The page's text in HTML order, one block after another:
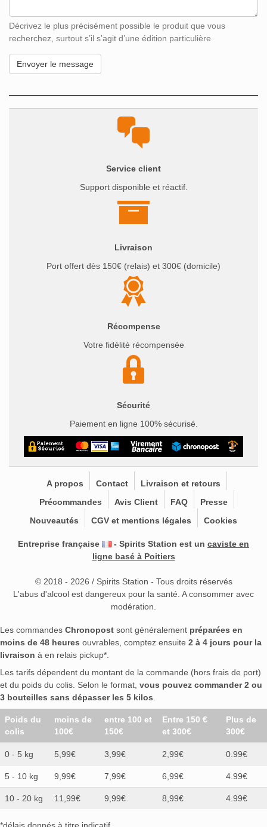
Décrivez le plus précisément possible le produit que vous
recherchez, surtout s’il s’agit d’une édition particulière
Service client
Support disponible et réactif.
Livraison
Port offert dès 150€ (relais) et 300€ (domicile)
Récompense
Votre fidélité récompensée
Sécurité
Paiement en ligne 100% sécurisé.
A propos Contact
Livraison et retours
Précommandes
Avis Client FAQ
Presse
Nouveautés
CGV et mentions légales Cookies
Entreprise française - Spirits Station est un caviste en
ligne basé à Poitiers
© 2018 - 2026 / Spirits Station - Tous droits réservés
L'abus d'alcool est dangereux pour la santé. A consommer avec
modération.
Les commandes Chronopost sont généralement préparées en
moins de 48 heures ouvrables, comptez ensuite 2 à 4 jours pour la
livraison à en relais pickup*.
Les tarifs dépendent du montant de la commande (hors frais de port)
et du poids du colis. Selon le format, vous pouvez commander 2 ou
3 bouteilles sans dépasser les 5 kilos
Poids du
colis
moins de
100€
entre 100 et
150€
Entre 150 €
et 300€
Plus de
300€
0 - 5 kg 5,99€ 3,99€ 2,99€ 0.99€
5 - 10 kg 9,99€ 7,99€ 6,99€ 4.99€
10 - 20 kg 11,99€ 9,99€ 8,99€ 4.99€
*délais donnés à titre indicatif